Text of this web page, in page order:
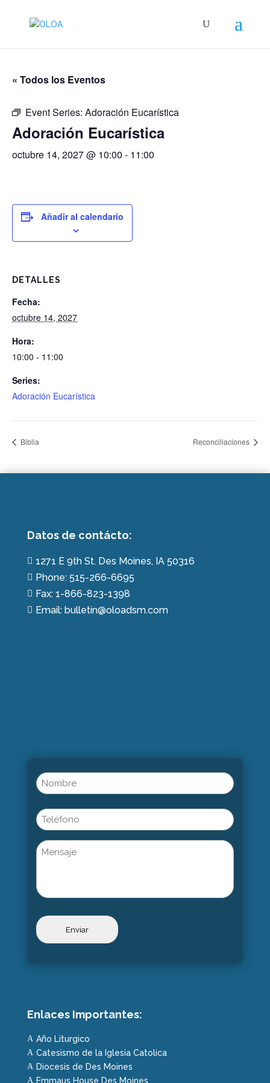
« Todos los Eventos
Event Series: Adoración Eucarística
Adoración Eucarística
octubre 14, 2027 @ 10:00 - 11:00
Añadir al calendario
DETALLES
Fecha:
octubre 14, 2027
Hora:
10:00 - 11:00
Series:
Adoración Eucarística
Biblia Reconciliaciones
Datos de contácto:
 1271 E 9th St. Des Moines, IA 50316
 Phone: 515-266-6695
 Fax: 1-866-823-1398
 Email: bulletin@oloadsm.com
Name
(Obligatorio)
Phone
Untitled
Enlaces Importantes:
A Año Liturgico
A Catesismo de la Iglesia Catolica
A Diocesis de Des Moines
A Emmaus House Des Moines